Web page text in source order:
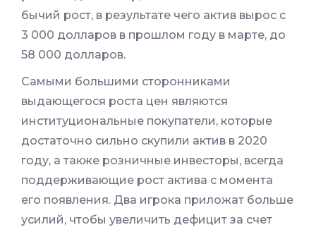
бычий рост, в результате чего актив вырос с
3 000 долларов в прошлом году в марте, до
58 000 долларов.
Самыми большими сторонниками
выдающегося роста цен являются
институциональные покупатели, которые
достаточно сильно скупили актив в 2020
году, а также розничные инвесторы, всегда
поддерживающие рост актива с момента
его появления. Два игрока приложат больше
усилий, чтобы увеличить дефицит за счет